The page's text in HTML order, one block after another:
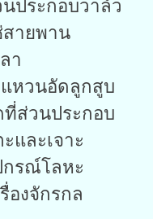
ประกอบวาล์ว
ายพาน
า
แหวนอัดลูกสูบ
ที่ส่วนประกอบ
และเจาะ
กรณ์โลหะ
องจักรกล